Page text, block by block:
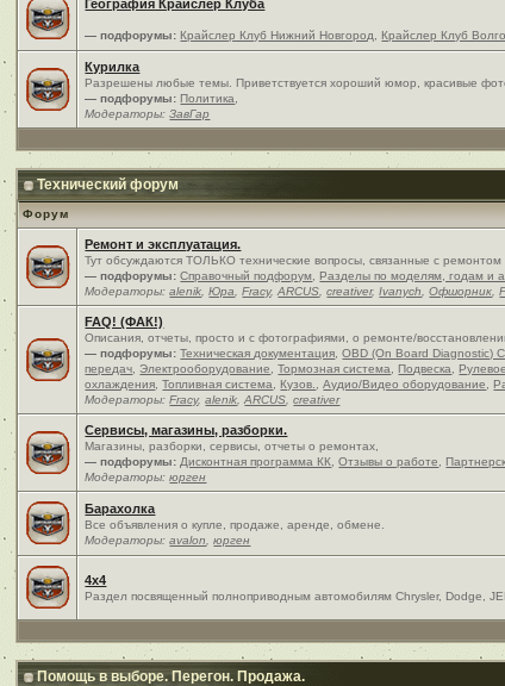
География Крайслер Клуба
— подфорумы: Крайслер Клуб Нижний Новгород Крайслер Клуб
Курилка
Разрешены любые темы. Приветствуется хороший юмор, красивые
— подфорумы: Политика
Модераторы:ЗавГар
Технический форум
Форум
Ремонт и эксплуатация.
Тут обсуждаются ТОЛЬКО технические вопросы, связанные с
— подфорумы: Справочный подфорум Разделы по моделям, годам и
Модераторы:alenik ,Юра ,Fracy,ARCUS ,creativer,Ivanych ,Офшорник ,
FAQ! (ФАК!)
Описания, отчеты, просто и c фотографиями, о ремонте/
— подфорумы: Техническая документация ,OBD (On Board Diagnostic)
передач ,Электрооборудование ,Тормозная система Подвеска
охлаждения ,Топливная система Кузов. ,Аудио/Видео оборудование
Модераторы:Fracy,alenik ,ARCUS ,creativer
Сервисы, магазины, разборки.
Магазины, разборки, сервисы, отчеты о ремонтах,
— подфорумы: Дисконтная программа КК ,Отзывы о работе
Модераторы:юрген
Барахолка
Все объявления о купле, продаже, аренде, обмене.
Модераторы:avalon ,юрген
4x4
Раздел посвященный полноприводным автомобилям Chrysler, Dodge,
Помощь в выборе. Перегон. Продажа.